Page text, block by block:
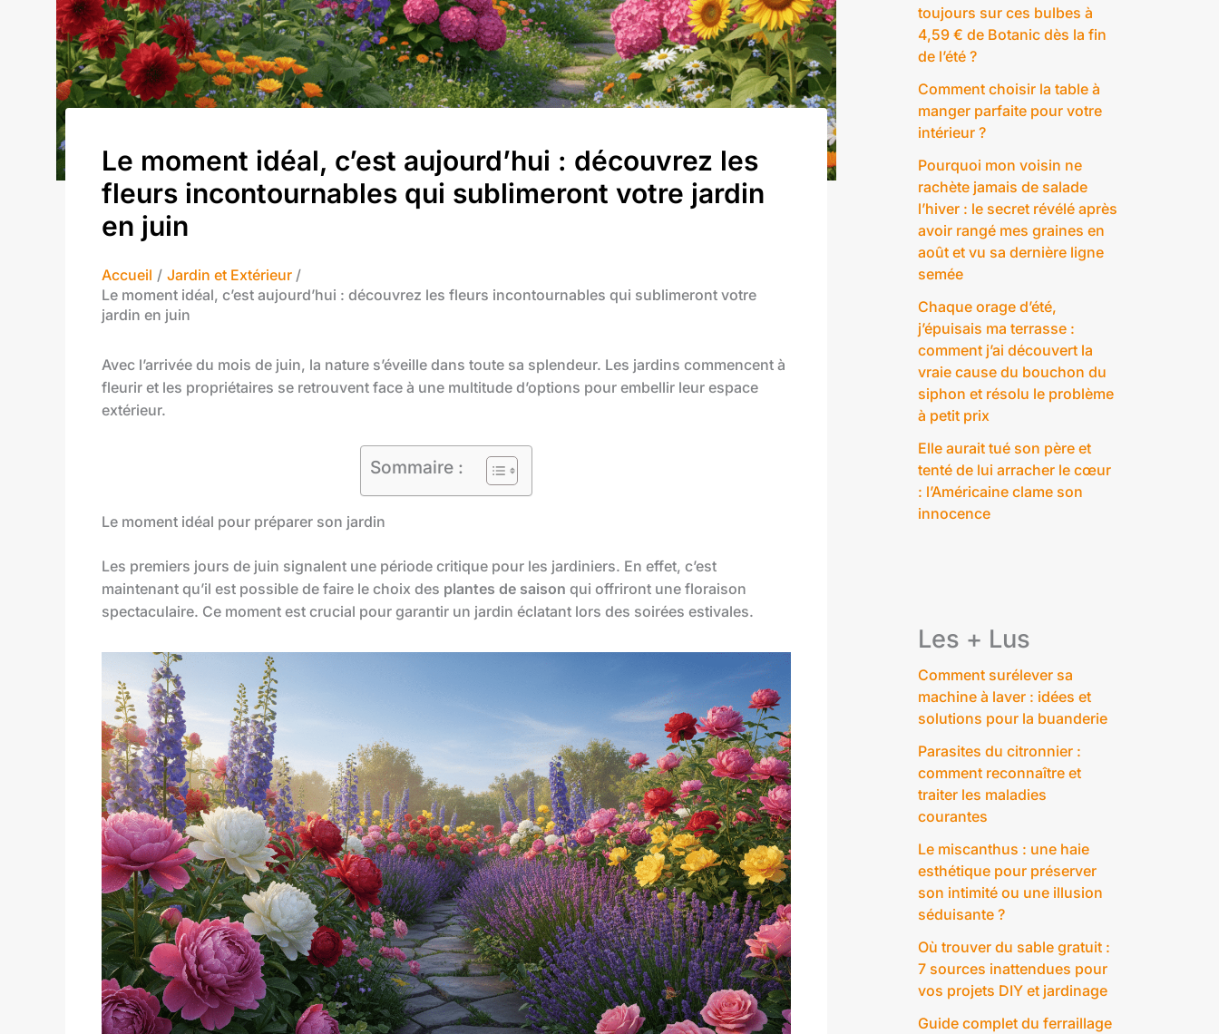
Le moment idéal, c’est aujourd’hui : découvrez les
fleurs incontournables qui sublimeront votre jardin
en juin
Accueil
Jardin et Extérieur
Le moment idéal, c’est aujourd’hui : découvrez les fleurs incontournables qui sublimeront votre
jardin en juin
Avec l’arrivée du mois de juin, la nature s’éveille dans toute sa splendeur. Les jardins commencent à
fleurir et les propriétaires se retrouvent face à une multitude d’options pour embellir leur espace
extérieur.
Sommaire :
Le moment idéal pour préparer son jardin
Les premiers jours de juin signalent une période critique pour les jardiniers. En effet, c’est
maintenant qu’il est possible de faire le choix des plantes de saison qui offriront une floraison
spectaculaire. Ce moment est crucial pour garantir un jardin éclatant lors des soirées estivales.
toujours sur ces bulbes à
4,59 € de Botanic dès la fin
de l’été ?
Comment choisir la table à
manger parfaite pour votre
intérieur ?
Pourquoi mon voisin ne
rachète jamais de salade
l’hiver : le secret révélé après
avoir rangé mes graines en
août et vu sa dernière ligne
semée
Chaque orage d’été,
j’épuisais ma terrasse :
comment j’ai découvert la
vraie cause du bouchon du
siphon et résolu le problème
à petit prix
Elle aurait tué son père et
tenté de lui arracher le cœur
: l’Américaine clame son
innocence
Les + Lus
Comment surélever sa
machine à laver : idées et
solutions pour la buanderie
Parasites du citronnier :
comment reconnaître et
traiter les maladies
courantes
Le miscanthus : une haie
esthétique pour préserver
son intimité ou une illusion
séduisante ?
Où trouver du sable gratuit :
7 sources inattendues pour
vos projets DIY et jardinage
Guide complet du ferraillage